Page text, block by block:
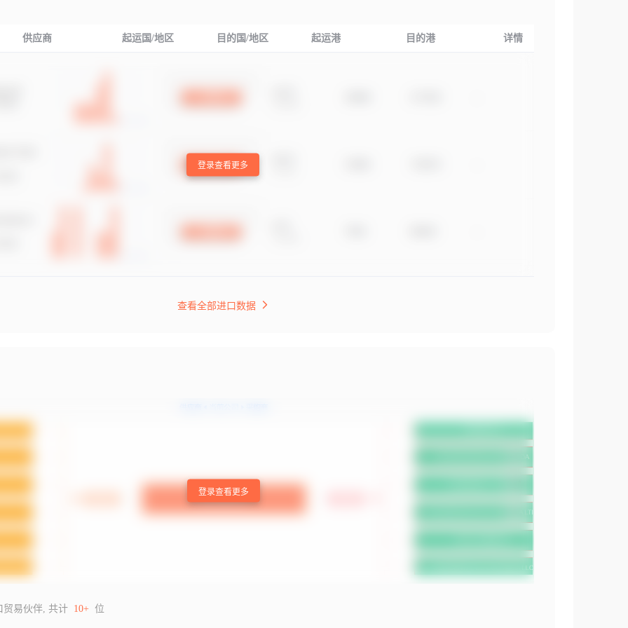
供应商 起运国/地区 目的国/地区 起运港 目的港 详情
登录查看更多
查看全部进口数据
登录查看更多
贸易伙伴, 共计 10+ 位